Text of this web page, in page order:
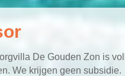
De Gouden Zon is
We krijgen geen subsidie.